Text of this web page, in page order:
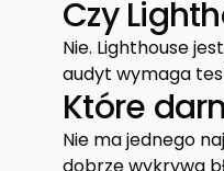
Czy
Nie. Lighthouse
audyt wymaga
Które
Nie ma jednego